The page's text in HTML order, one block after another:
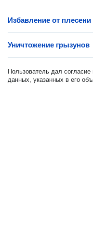
Избавление от плесени
Уничтожение грызунов
Пользователь дал
данных, указанных в его